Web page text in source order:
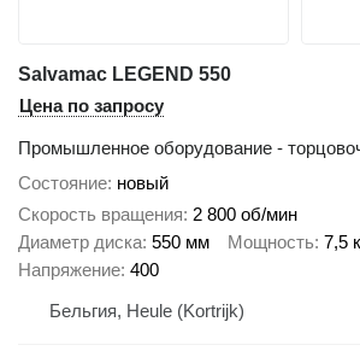
Salvamac LEGEND 550
Цена по запросу
Промышленное оборудование -
Состояние новый
Скорость вращения 2 800 об/мин
Диаметр диска 550 мм Мощность 7,5
Напряжение 400
Бельгия, Heule (Kortrijk)